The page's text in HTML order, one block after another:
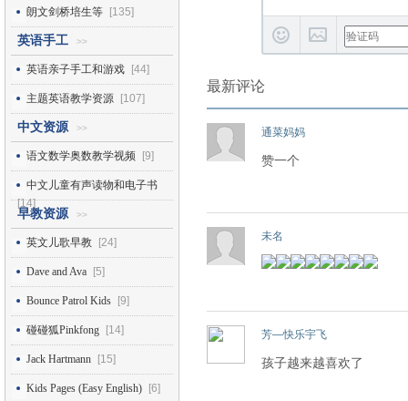
朗文剑桥培生等 [135]
英语手工 >>
英语亲子手工和游戏 [44]
主题英语教学资源 [107]
中文资源 >>
语文数学奥数教学视频 [9]
中文儿童有声读物和电子书
[14]
早教资源 >>
英文儿歌早教 [24]
Dave and Ava [5]
Bounce Patrol Kids [9]
碰碰狐Pinkfong [14]
Jack Hartmann [15]
Kids Pages (Easy English) [6]
最新评论
通菜妈妈
赞一个
未名
芳—快乐宇飞
孩子越来越喜欢了